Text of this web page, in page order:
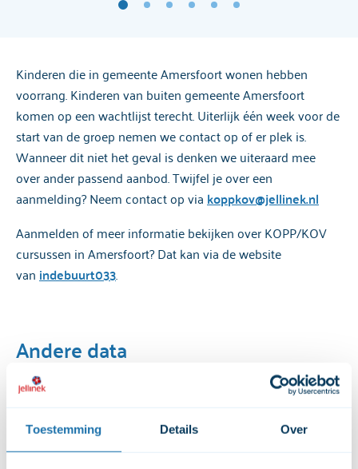
Toestemming Details Over
Kinderen die in gemeente Amersfoort wonen hebben
voorrang. Kinderen van buiten gemeente Amersfoort
komen op een wachtlijst terecht. Uiterlijk één week voor de
start van de groep nemen we contact op of er plek is.
Wanneer dit niet het geval is denken we uiteraard mee
over ander passend aanbod. Twijfel je over een
aanmelding? Neem contact op via koppkov@jellinek.nl
Aanmelden of meer informatie bekijken over KOPP/KOV
cursussen in Amersfoort? Dat kan via de website
van indebuurt033.
Andere data
KOPP/KOV: Piep zei de muis (4-8 jaar),
Parkwijk Utrecht